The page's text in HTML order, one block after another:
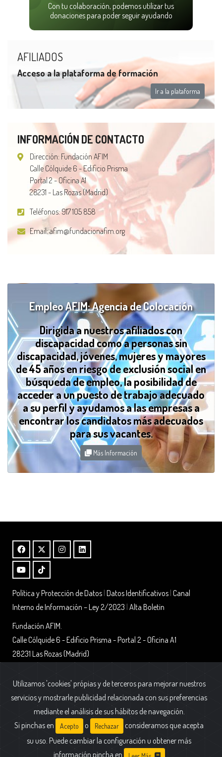
Con tu colaboración, podemos utilizar tus
donaciones para poder seguir ayudando
AFILIADOS
Acceso a la plataforma de formación
Ir a la plataforma
INFORMACIÓN DE CONTACTO
Dirección: Fundación AFIM
Calle Cólquide 6 - Edificio Prisma
Portal 2 - Oficina A1
28231 - Las Rozas (Madrid)
Teléfonos:917 105 858
Email:afim@fundacionafim.org
Empleo AFIM: Agencia de Colocación
Dirigida a nuestros afiliados con
discapacidad como a personas sin
discapacidad, jóvenes, mujeres y mayores
de 45 años en riesgo de exclusión social en
búsqueda de empleo, la posibilidad de
acceder a un puesto de trabajo adecuado
a su perfil y ayudamos a las empresas a
encontrar los candidatos más adecuados
para sus vacantes.
Más Información
Utilizamos 'cookies' própias y de terceros para mejorar nuestros
servicios y mostrarle publicidad relacionada con sus preferencias
mediante el análisis de sus hábitos de navegación.
Si pinchas en
Acepto o Rechazar
consideramos que acepta
su uso. Puede cambiar la configuración u obtener más
información pincha en
Política y Protección de Datos Datos Identificativos Canal
Interno de Información – Ley 2/2023 Alta Boletin
Fundación AFIM.
Calle Cólquide 6 - Edificio Prisma - Portal 2 - Oficina A1
28231 Las Rozas (Madrid)
Fundación AFIM. Todas las marcas están registradas y son propiedad de
sus respectivos dueños. © 2025